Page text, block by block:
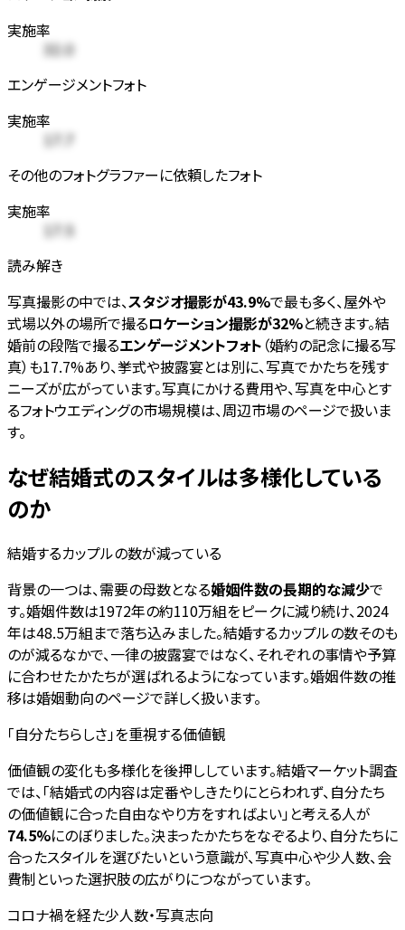
実施率
32.0
エンゲージメントフォト
実施率
その他のフォトグラファーに依頼したフォト
実施率
読み解き
写真撮影の中では、スタジオ撮影が43.9%で最も多く、屋外や
式場以外の場所で撮るロケーション撮影が32%と続きます。結
婚前の段階で撮るエンゲージメントフォト （婚約の記念に撮る写
真）も17.7%あり、挙式や披露宴とは別に、写真でかたちを残す
ニーズが広がっています。写真にかける費用や、写真を中心とす
るフォトウエディングの市場規模は、周辺市場のページで扱いま
す。
なぜ結婚式のスタイルは多様化している
のか
結婚するカップルの数が減っている
背景の一つは、需要の母数となる婚姻件数の長期的な減少で
す。婚姻件数は1972年の約110万組をピークに減り続け、2024
年は48.5万組まで落ち込みました。結婚するカップルの数そのも
のが減るなかで、一律の披露宴ではなく、それぞれの事情や予算
に合わせたかたちが選ばれるようになっています。婚姻件数の推
移は婚姻動向のページで詳しく扱います。
「自分たちらしさ」を重視する価値観
価値観の変化も多様化を後押ししています。結婚マーケット調査
では、「結婚式の内容は定番やしきたりにとらわれず、自分たち
の価値観に合った自由なやり方をすればよい」と考える人が
74.5%にのぼりました。決まったかたちをなぞるより、自分たちに
合ったスタイルを選びたいという意識が、写真中心や少人数、会
費制といった選択肢の広がりにつながっています。
コロナ禍を経た少人数・写真志向